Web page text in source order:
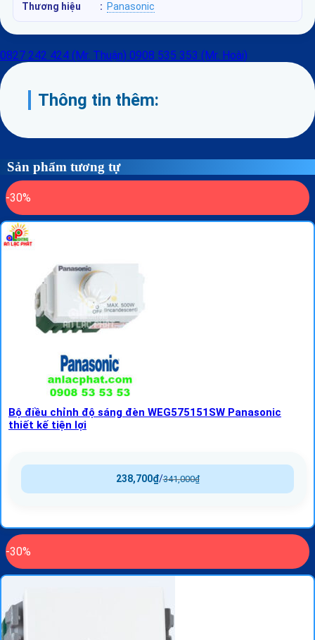
Thương hiệu : Panasonic
0827 242 424 (Mr. Thuận) 0908 535 353 (Mr. Hoài)
Thông tin thêm:
Sản phẩm tương tự
-30%
Bộ điều chỉnh độ sáng đèn WEG575151SW Panasonic
thiết kế tiện lợi
341,000₫
/
238,700₫
-30%